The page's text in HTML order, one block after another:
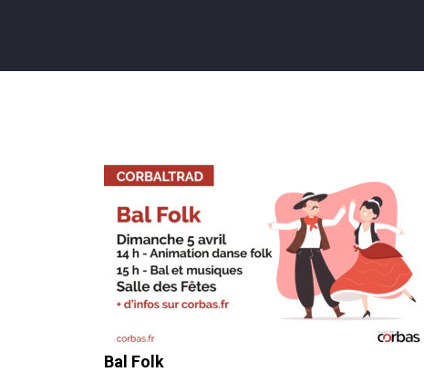
Bal Folk